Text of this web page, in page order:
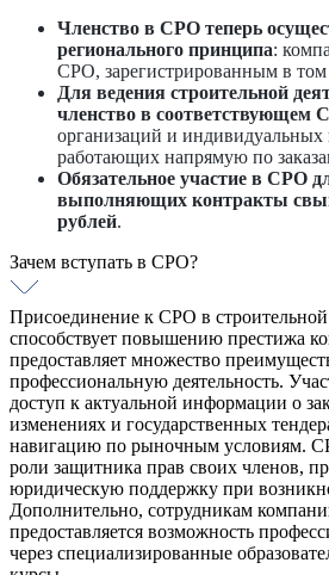
Членство в СРО теперь
регионального принципа:
СРО, зарегистрированным в
Для ведения строительной
членство в соответствующем
организаций и индивидуальных
работающих напрямую по
Обязательное участие в СРО
выполняющих контракты
рублей.
Зачем вступать в СРО?
Присоединение к СРО в строительной
способствует повышению престижа
предоставляет множество
профессиональную деятельность.
доступ к актуальной информации о
изменениях и государственных
навигацию по рыночным условиям.
роли защитника прав своих членов,
юридическую поддержку при
Дополнительно, сотрудникам
предоставляется возможность
через специализированные